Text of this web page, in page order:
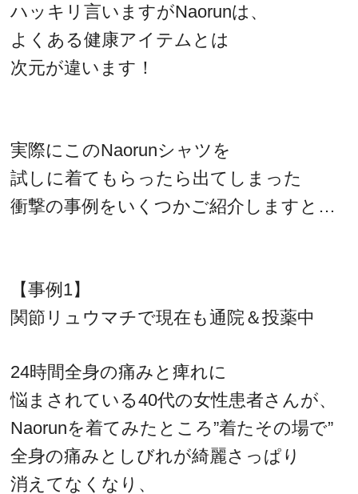
ハッキリ言いますがNaorunは、
よくある健康アイテムとは
次元が違います！
実際にこのNaorunシャツを
試しに着てもらったら出てしまった
衝撃の事例をいくつかご紹介しますと…
【事例1】
関節リュウマチで現在も通院＆投薬中
24時間全身の痛みと痺れに
悩まされている40代の女性患者さんが、
Naorunを着てみたところ”着たその場で”
全身の痛みとしびれが綺麗さっぱり
消えてなくなり、